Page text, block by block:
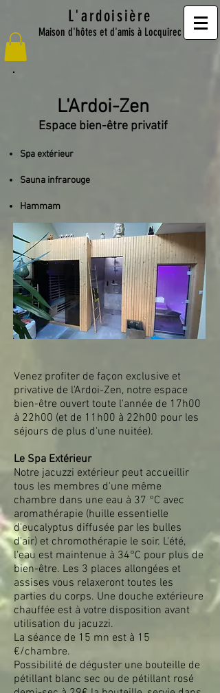
L'ardoisière
Maison d'hôtes et d'amis à Locquirec
L'Ardoi-Zen
Espace bien-être privatif
Spa extérieur
Sauna infrarouge
Hammam
Venez profiter de façon exclusive et
privative de l'Ardoi-Zen, notre espace
bien-être ouvert toute l'année de 17h00
à 22h00 (et de 11h00 à 22h00 pour les
séjours de plus d'une nuitée).
Le Spa Extérieur
Notre jacuzzi extérieur peut accueillir
tous les membres d'une même
chambre dans une eau à 37 °C avec
aromathérapie (huille essentielle
d'eucalyptus diffusée par les bulles
d'air) et chromothérapie le soir. L'été,
l'eau est maintenue à 34°C pour plus de
bien-être. Les 3 places allongées et
assises vous relaxeront toutes les
parties du corps. Une douche extérieure
chauffée est à votre disposition avant
utilisation du jacuzzi.
La séance de 15 mn est à 15
€/chambre.
Possibilité de déguster une bouteille de
pétillant blanc sec ou de pétillant rosé